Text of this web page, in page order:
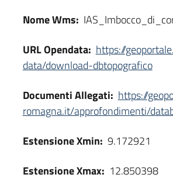
Nome Wms:
URL Opendata: https://
data/download-dbtopografico
Documenti Allegati: https://
romagna.it/approfondimenti/
Estensione Xmin: 9.172921
Estensione Xmax: 12.850398